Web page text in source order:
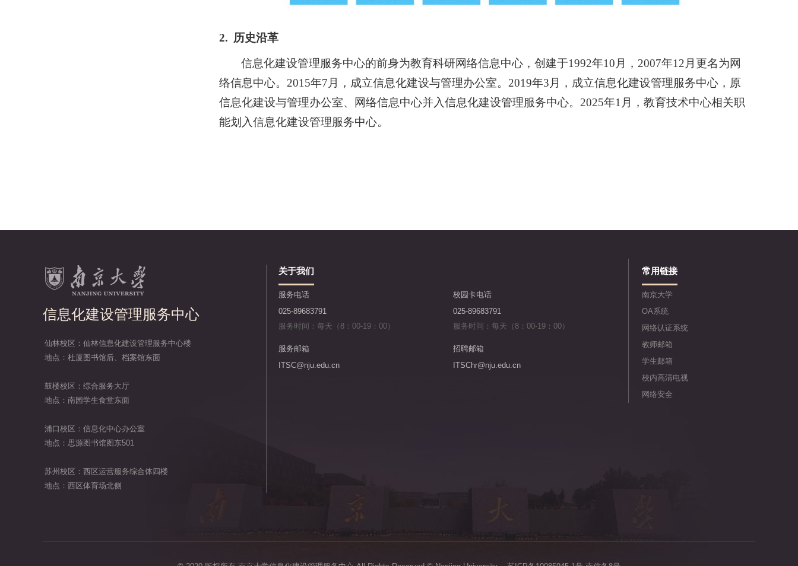
2. 历史沿革
信息化建设管理服务中心的前身为教育科研网络信息中心，创建于1992年10 月， 2007年12 月更名为网
络信息中心。 2015年7 月，成立信息化建设与管理办公室。 2019年3 月，成立信息化建设管理服务中心，原
信息化建设与管理办公室、网络信息中心并入信息化建设管理服务中心。2025年1月，教育技术中心相关职
能划入信息化建设管理服务中心。
信息化建设管理服务中心
仙林校区：仙林信息化建设管理服务中心楼
地点：杜厦图书馆后、档案馆东面
鼓楼校区：综合服务大厅
地点：南园学生食堂东面
浦口校区：信息化中心办公室
地点：思源图书馆图东501
苏州校区：西区运营服务综合体四楼
地点：西区体育场北侧
关于我们
服务电话
025-89683791
服务时间：每天（8：00-19：00）
校园卡电话
025-89683791
服务时间：每天（8：00-19：00）
服务邮箱
ITSC@nju.edu.cn
招聘邮箱
ITSChr@nju.edu.cn
常用链接
南京大学
OA系统
网络认证系统
教师邮箱
学生邮箱
校内高清电视
网络安全